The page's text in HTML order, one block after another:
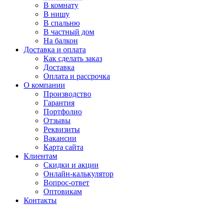
В комнату
В нишу
В спальню
В частный дом
На балкон
Доставка и оплата
Как сделать заказ
Доставка
Оплата и рассрочка
О компании
Производство
Гарантия
Портфолио
Отзывы
Реквизиты
Вакансии
Карта сайта
Клиентам
Скидки и акции
Онлайн-калькулятор
Вопрос-ответ
Оптовикам
Контакты